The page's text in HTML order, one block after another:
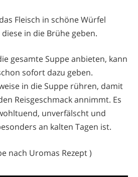
Fleisch in schöne Würfel
in die Brühe geben.
gesamte Suppe anbieten, kann
sofort dazu geben.
in die Suppe rühren, damit
Reisgeschmack annimmt. Es
unverfälscht und
an kalten Tagen ist.
nach Uromas Rezept )